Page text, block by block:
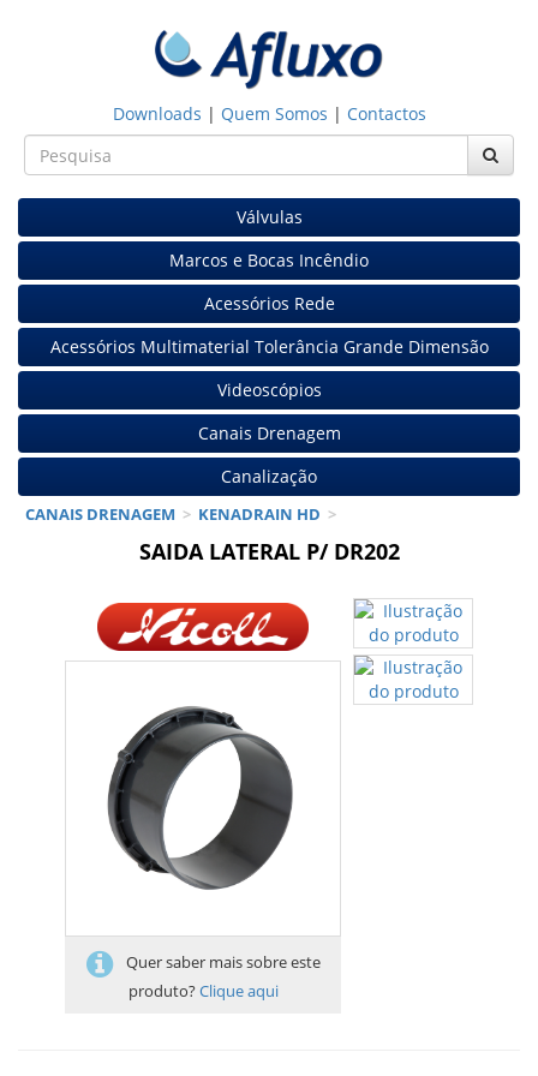
Downloads | Quem Somos | Contactos
Válvulas
Marcos e Bocas Incêndio
Acessórios Rede
Acessórios Multimaterial Tolerância Grande Dimensão
Videoscópios
Canais Drenagem
Canalização
CANAIS DRENAGEM > KENADRAIN HD >
SAIDA LATERAL P/ DR202
Quer saber mais sobre este
produto?Clique aqui